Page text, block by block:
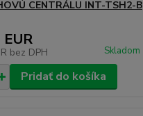
CENTRÁLU INT-TSH2-B
bez DPH Skladom
Pridať do košíka